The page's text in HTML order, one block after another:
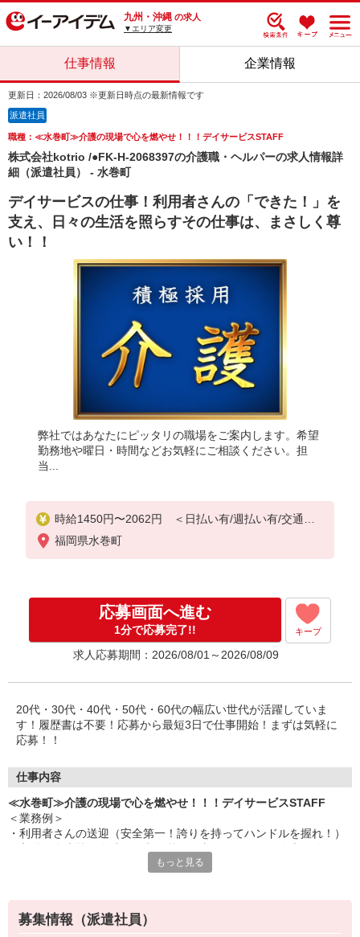
九州・沖縄 の求人
▼エリア変更
仕事情報 企業情報
更新日：2026/08/03 ※更新日時点の最新情報です
派遣社員
職種：≪水巻町≫介護の現場で心を燃やせ！！！デイサービスSTAFF
株式会社kotrio /●FK-H-2068397の介護職・ヘルパーの求人情報詳
細（派遣社員） - 水巻町
デイサービスの仕事！利用者さんの「できた！」を
支え、日々の生活を照らすその仕事は、まさしく尊
い！！
弊社ではあなたにピッタリの職場をご案内します。希望
勤務地や曜日・時間などお気軽にご相談ください。担
当...
時給1450円〜2062円 ＜日払い有/週払い有/交通費
全支給(ガソリン代含む)＞
福岡県水巻町
応募画面へ進む
1分で応募完了!! キープ
求人応募期間：2026/08/01～2026/08/09
20代・30代・40代・50代・60代の幅広い世代が活躍していま
す！履歴書は不要！応募から最短3日で仕事開始！まずは気軽に
応募！！
仕事内容
≪水巻町≫介護の現場で心を燃やせ！！！デイサービスSTAFF
＜業務例＞
・利用者さんの送迎（安全第一！誇りを持ってハンドルを握れ！）
・健康チェックや記録（小さな変化を見逃すな！仲間と共有を！）
・チームでの協力（孤独に戦うな！共に心を燃やせ！！！）
もっと見る
募集情報（派遣社員）